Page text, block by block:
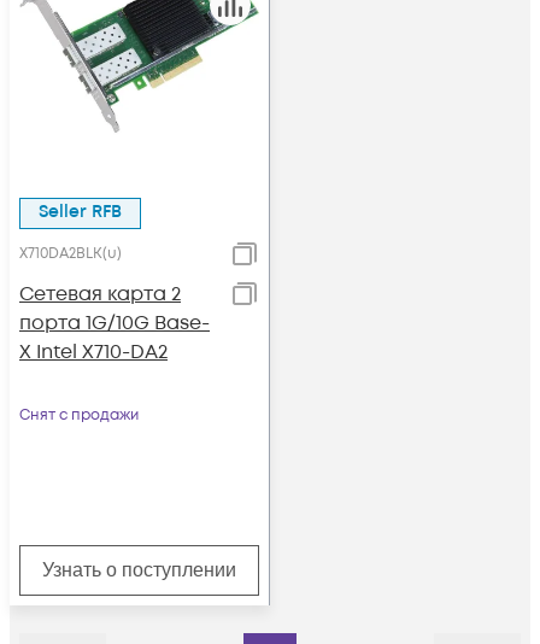
Seller RFB
X710DA2BLK(u)
Сетевая карта 2
порта 1G/10G Base-
X Intel X710-DA2
Снят с продажи
Узнать о поступлении